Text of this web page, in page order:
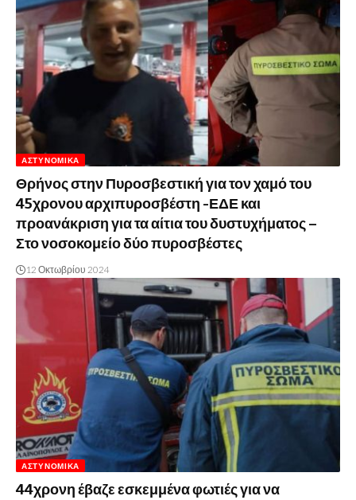
ΑΣΤΥΝΟΜΙΚΆ
Θρήνος στην Πυροσβεστική για τον χαμό του
45χρονου αρχιπυροσβέστη -ΕΔΕ και
προανάκριση για τα αίτια του δυστυχήματος –
Στο νοσοκομείο δύο πυροσβέστες
12 Οκτωβρίου 2024
ΑΣΤΥΝΟΜΙΚΆ
44χρονη έβαζε εσκεμμένα φωτιές για να